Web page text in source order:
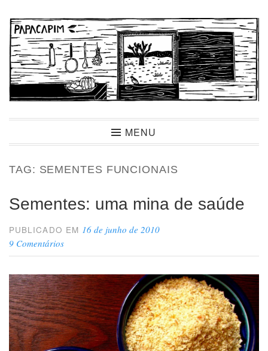
para
conteúdo
PapacapimMENU
TAG: SEMENTES FUNCIONAIS
Sementes: uma mina de saúde
PUBLICADO EM 16 de junho de 2010
9 Comentários